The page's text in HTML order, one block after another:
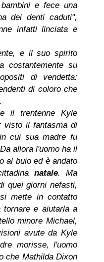
e fece una
dei denti caduti",
infatti linciata e
e il suo spirito
costantemente su
di vendetta:
di coloro che
il trentenne Kyle
visto il fantasma di
cui sua madre fu
allora l'uomo ha il
al buio ed è andato
natale. Ma
quei giorni nefasti,
mette in contatto
e aiutarla a
minore Michael,
avute da Kyle
morisse, l'uomo
che Mathilda Dixon